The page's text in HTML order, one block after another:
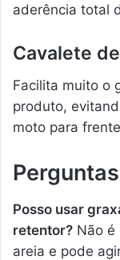
aderência total
Cavalete
Facilita muito o
produto,
moto para
Posso usar
retentor? Não é
areia e pode